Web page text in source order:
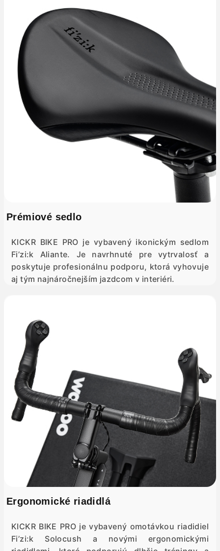
Prémiové sedlo
KICKR BIKE PRO je vybavený ikonickým sedlom
Fi’zi:k Aliante. Je navrhnuté pre vytrvalosť a
poskytuje profesionálnu podporu, ktorá vyhovuje
aj tým najnáročnejším jazdcom v interiéri.
Ergonomické riadidlá
KICKR BIKE PRO je vybavený omotávkou riadidiel
Fi’zi:k Solocush a novými ergonomickými